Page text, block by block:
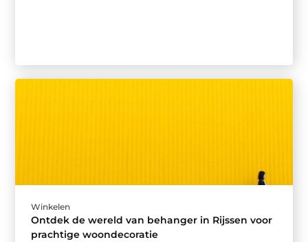
Winkelen
Ontdek de wereld van behanger in Rijssen voor
prachtige woondecoratie